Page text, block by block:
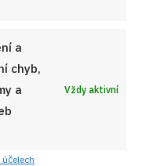
a
chyb,
a
Vždy aktivní